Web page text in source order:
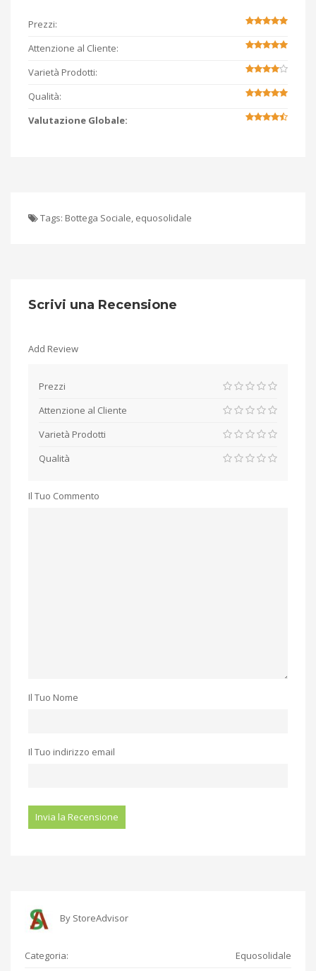
Prezzi:
Attenzione al Cliente:
Varietà Prodotti:
Qualità:
Valutazione Globale:
Tags: Bottega Sociale, equosolidale
Scrivi una Recensione
Add Review
Prezzi
Attenzione al Cliente
Varietà Prodotti
Qualità
Il Tuo Commento
Il Tuo Nome
Il Tuo indirizzo email
By StoreAdvisor
Categoria: Equosolidale